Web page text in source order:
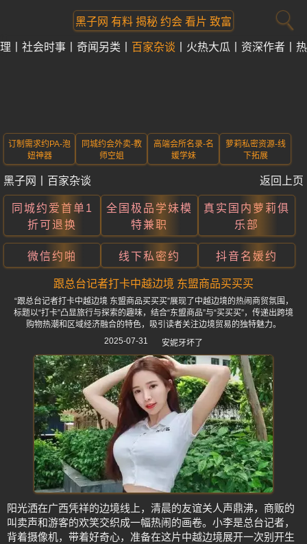
黑子网 有料 揭秘 约会 看片 致富
社会时事 奇闻另类 百家杂谈 火热大瓜 资深作者
订制需求约PA-泡
妞神器
同城约会外卖-教
师空姐
高端会所名录-名
媛学妹
萝莉私密资源-线
下拓展
黑子网 百家杂谈 返回上页
同城约爱首单1
折可退换
全国极品学妹模
特兼职
真实国内萝莉俱
乐部
微信约啪 线下私密约 抖音名媛约
跟总台记者打卡中越边境 东盟商品买买买
“跟总台记者打卡中越边境 东盟商品买买买”展现了中越边境的热闹商贸氛围，
标题以“打卡”凸显旅行与探索的趣味，结合“东盟商品”与“买买买”，传递出跨境
购物热潮和区域经济融合的特色，吸引读者关注边境贸易的独特魅力。
2025-07-31
安妮牙坏了
阳光洒在广西凭祥的边境线上，清晨的友谊关人声鼎沸，商贩的
叫卖声和游客的欢笑交织成一幅热闹的画卷。小李是总台记者，
背着摄像机，带着好奇心，准备在这片中越边境展开一次别开生